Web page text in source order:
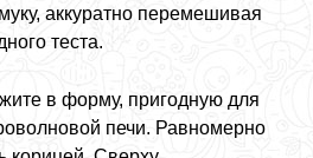
аккуратно перемешивая
теста.
в форму, пригодную для
печи. Равномерно